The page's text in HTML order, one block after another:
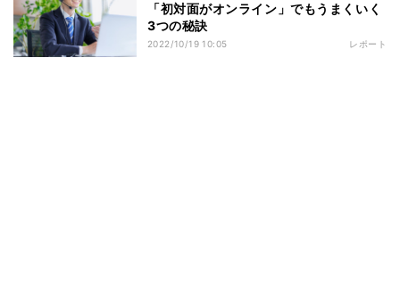
「初対面がオンライン」でもうまくいく
3つの秘訣
2022/10/19 10:05 レポート